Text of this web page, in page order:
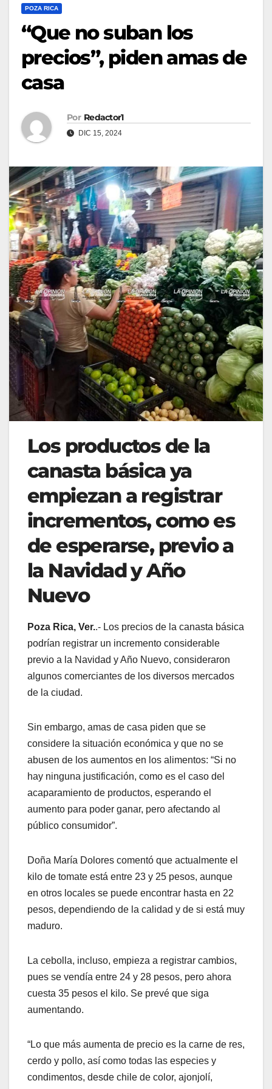
POZA RICA
“Que no suban los
precios”, piden amas de
casa
Por Redactor1
DIC 15, 2024
Los productos de la
canasta básica ya
empiezan a registrar
incrementos, como es
de esperarse, previo a
la Navidad y Año
Nuevo
Poza Rica, Ver..- Los precios de la canasta básica
podrían registrar un incremento considerable
previo a la Navidad y Año Nuevo, consideraron
algunos comerciantes de los diversos mercados
de la ciudad.
Sin embargo, amas de casa piden que se
considere la situación económica y que no se
abusen de los aumentos en los alimentos: “Si no
hay ninguna justificación, como es el caso del
acaparamiento de productos, esperando el
aumento para poder ganar, pero afectando al
público consumidor”.
Doña María Dolores comentó que actualmente el
kilo de tomate está entre 23 y 25 pesos, aunque
en otros locales se puede encontrar hasta en 22
pesos, dependiendo de la calidad y de si está muy
maduro.
La cebolla, incluso, empieza a registrar cambios,
pues se vendía entre 24 y 28 pesos, pero ahora
cuesta 35 pesos el kilo. Se prevé que siga
aumentando.
“Lo que más aumenta de precio es la carne de res,
cerdo y pollo, así como todas las especies y
condimentos, desde chile de color, ajonjolí,